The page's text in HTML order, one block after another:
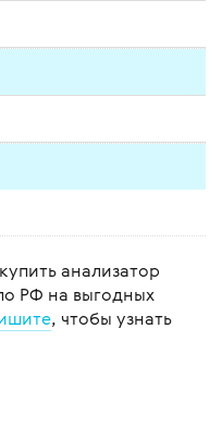
анализатор
РФ на выгодных
, чтобы узнать